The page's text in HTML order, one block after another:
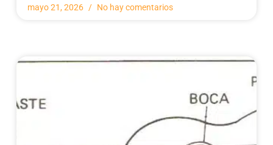
mayo 21, 2026 No hay comentarios